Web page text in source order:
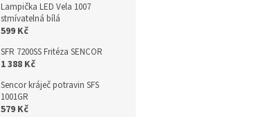
Lampička LED Vela 1007
stmívatelná bílá
599 Kč
SFR 7200SS Fritéza SENCOR
1 388 Kč
Sencor kráječ potravin SFS
1001GR
579 Kč